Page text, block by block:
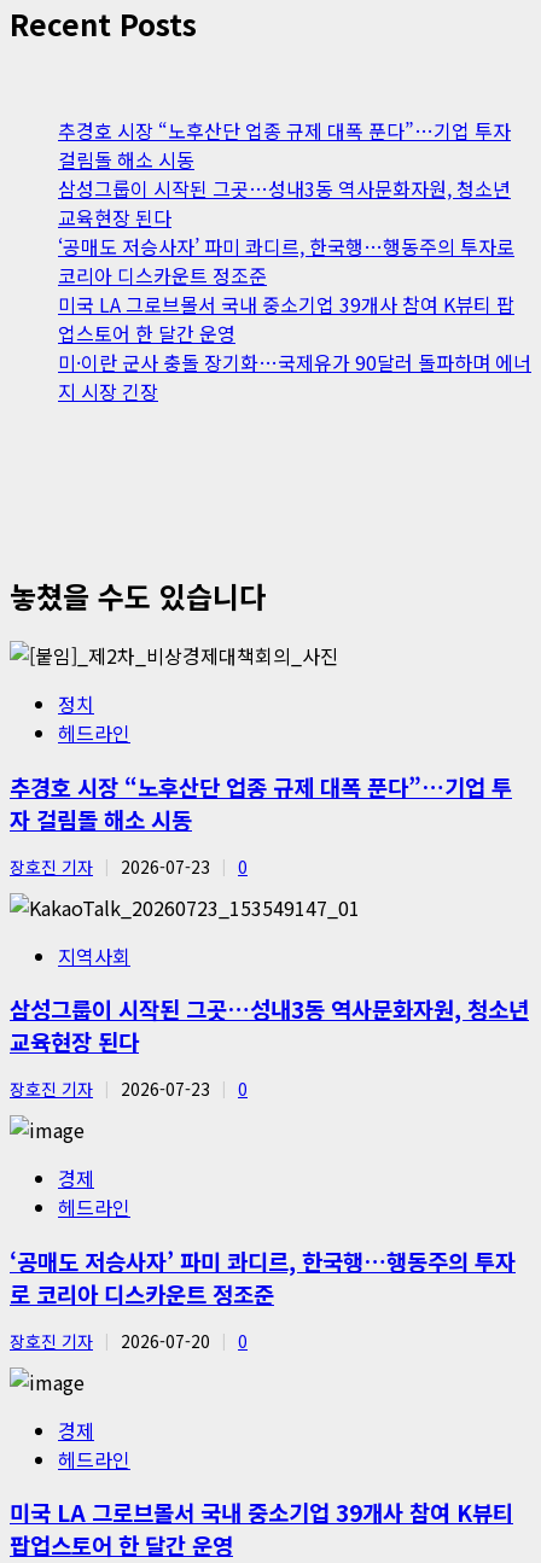
Recent Posts
추경호 시장 “노후산단 업종 규제 대폭 푼다”…기업 투자
걸림돌 해소 시동
삼성그룹이 시작된 그곳…성내3동 역사문화자원, 청소년
교육현장 된다
‘공매도 저승사자’ 파미 콰디르, 한국행…행동주의 투자로
코리아 디스카운트 정조준
미국 LA 그로브몰서 국내 중소기업 39개사 참여 K뷰티 팝
업스토어 한 달간 운영
미·이란 군사 충돌 장기화…국제유가 90달러 돌파하며 에너
지 시장 긴장
놓쳤을 수도 있습니다
정치
헤드라인
추경호 시장 “노후산단 업종 규제 대폭 푼다”…기업 투
자 걸림돌 해소 시동
장호진 기자 2026-07-23 0
지역사회
삼성그룹이 시작된 그곳…성내3동 역사문화자원, 청소년
교육현장 된다
장호진 기자 2026-07-23 0
경제
헤드라인
‘공매도 저승사자’ 파미 콰디르, 한국행…행동주의 투자
로 코리아 디스카운트 정조준
장호진 기자 2026-07-20 0
경제
헤드라인
미국 LA 그로브몰서 국내 중소기업 39개사 참여 K뷰티
팝업스토어 한 달간 운영